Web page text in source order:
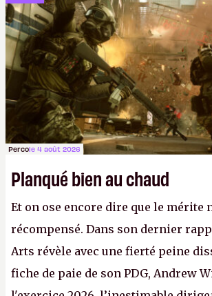
studios et licenciements massifs.
FCetBattlefield, puis virer le reste.
Percole 4 août 2026
Planqué bien au chaud
Et on ose encore dire que le mérite
récompensé. Dans son dernier
Arts révèle avec une fierté peine
fiche de paie de son PDG, Andrew